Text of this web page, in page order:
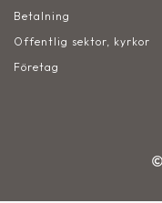
Betalning
Offentlig sektor, kyrkor
Företag